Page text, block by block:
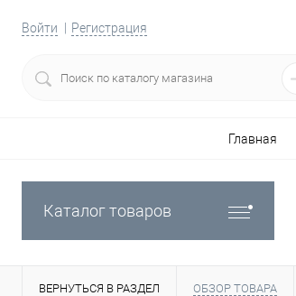
Войти Регистрация
Главная
Каталог товаров
ВЕРНУТЬСЯ В РАЗДЕЛ ОБЗОР ТОВАРА